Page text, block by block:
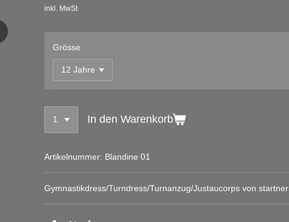
inkl. MwSt
Grösse
In den Warenkorb
Artikelnummer: Blandine 01
Gymnastikdress/Turndress/Turnanzug/Justaucorps von startner